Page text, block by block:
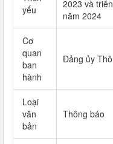
yếu
2023 và
năm 2024
Cơ
quan
ban
hành
Đảng ủy
Loại
văn
bản
Thông báo